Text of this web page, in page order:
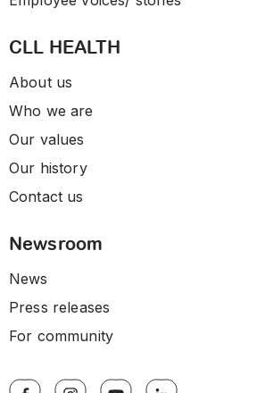
CLL HEALTH
About us
Who we are
Our values
Our history
Contact us
Newsroom
News
Press releases
For community